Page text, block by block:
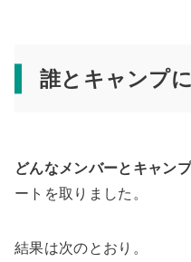
誰とキャンプ
どんなメンバーとキャン
ートを取りました。
結果は次のとおり。